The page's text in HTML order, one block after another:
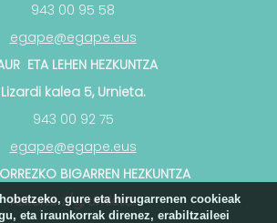
943 00 95 58
egape@egape.eus
ETA LEHEN HEZKUNTZA
Lizardi kalea 5, Urnieta.
943 00 92 75
egape@egape.eus
BIGARREN HEZKUNTZA
Azkorte z/g, Urnieta.
gure eta hirugarrenen cookieak
eta iraunkorrak direnez, erabiltzaileei